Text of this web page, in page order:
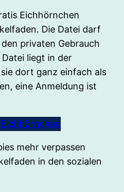
Eichhörnchen
Die Datei darf
privaten Gebrauch
liegt in der
dort ganz einfach als
eine Anmeldung ist
mehr verpassen
in den sozialen